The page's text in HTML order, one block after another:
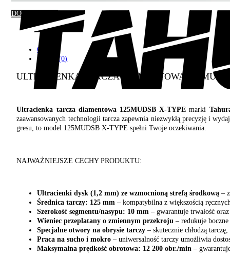
DO KOSZYKA
Opis
Opinie (0)
ULTRACIENKA TARCZA DIAMENTOWA
Ultracienka tarcza diamentowa 125MUDSB X-TYPE marki
zaawansowanych technologii tarcza zapewnia niezwykłą precyzję i
gresu, to model 125MUDSB X-TYPE spełni Twoje oczekiwania.
NAJWAŻNIEJSZE CECHY PRODUKTU:
Ultracienki dysk (1,2 mm) ze wzmocnioną strefą środkową –
Średnica tarczy: 125 mm – kompatybilna z większością
Szerokość segmentu/nasypu: 10 mm – gwarantuje trwałość
Wieniec przeplatany o zmiennym przekroju – redukuje
Specjalne otwory na obrysie tarczy – skutecznie chłodzą
Praca na sucho i mokro – uniwersalność tarczy umożliwia
Maksymalna prędkość obrotowa: 12 200 obr./min –